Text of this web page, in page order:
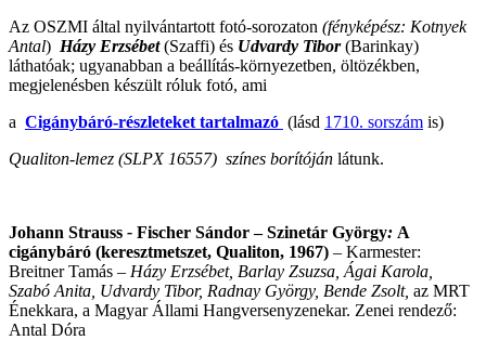
Az OSZMI által nyilvántartott fotó-sorozaton (fényképész: Kotnyek
Antal) Házy Erzsébet(Szaffi) és Udvardy Tibor (Barinkay)
láthatóak; ugyanabban a beállítás-környezetben, öltözékben,
megjelenésben készült róluk fotó, ami
a Cigánybáró-részleteket tartalmazó (lásd 1710. sorszám is)
Qualiton-lemez (SLPX 16557) színes borítóján látunk.
Johann Strauss - Fischer Sándor – Szinetár György: A
cigánybáró (keresztmetszet, Qualiton, 1967) – Karmester:
Breitner Tamás – Házy Erzsébet, Barlay Zsuzsa, Ágai Karola,
Szabó Anita, Udvardy Tibor, Radnay György, Bende Zsolt, az MRT
Énekkara, a Magyar Állami Hangversenyzenekar. Zenei rendező:
Antal Dóra